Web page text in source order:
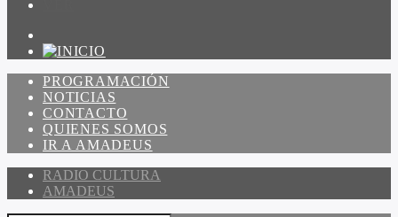
PROGRAMACIÓN
NOTICIAS
CONTACTO
QUIENES SOMOS
IR A AMADEUS
RADIO CULTURA
AMADEUS